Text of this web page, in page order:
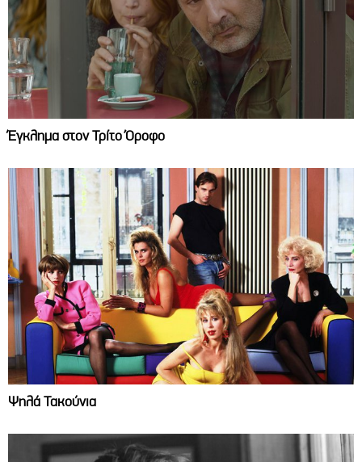
Έγκλημα στον Τρίτο Όροφο
Ψηλά Τακούνια